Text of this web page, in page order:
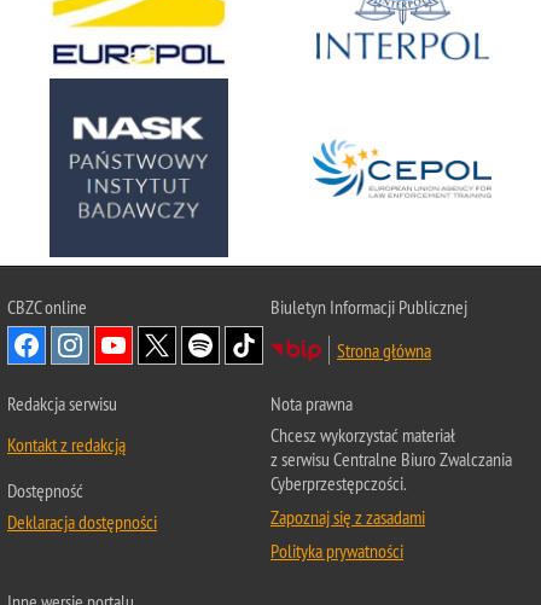
CBZC online
Biuletyn Informacji Publicznej
Strona główna
Redakcja serwisu
Kontakt z redakcją
Dostępność
Deklaracja dostępności
Nota prawna
Chcesz wykorzystać materiał
z serwisu Centralne Biuro Zwalczania
Cyberprzestępczości.
Zapoznaj się z zasadami
Polityka prywatności